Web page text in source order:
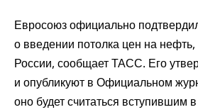
Евросоюз официально
о введении потолка цен на
России, сообщает ТАСС. Его
и опубликуют в Официальном
оно будет считаться вступившим